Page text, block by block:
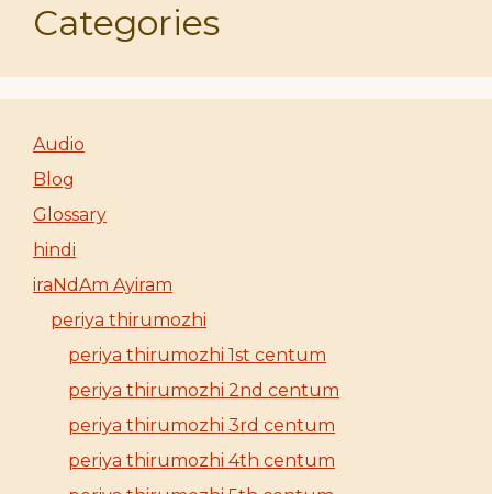
Categories
Audio
Blog
Glossary
hindi
iraNdAm Ayiram
periya thirumozhi
periya thirumozhi 1st centum
periya thirumozhi 2nd centum
periya thirumozhi 3rd centum
periya thirumozhi 4th centum